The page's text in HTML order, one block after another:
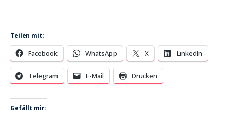
Teilen mit:
Facebook WhatsApp X LinkedIn
Telegram E-Mail Drucken
Gefällt mir: